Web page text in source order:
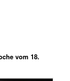
vom 18.